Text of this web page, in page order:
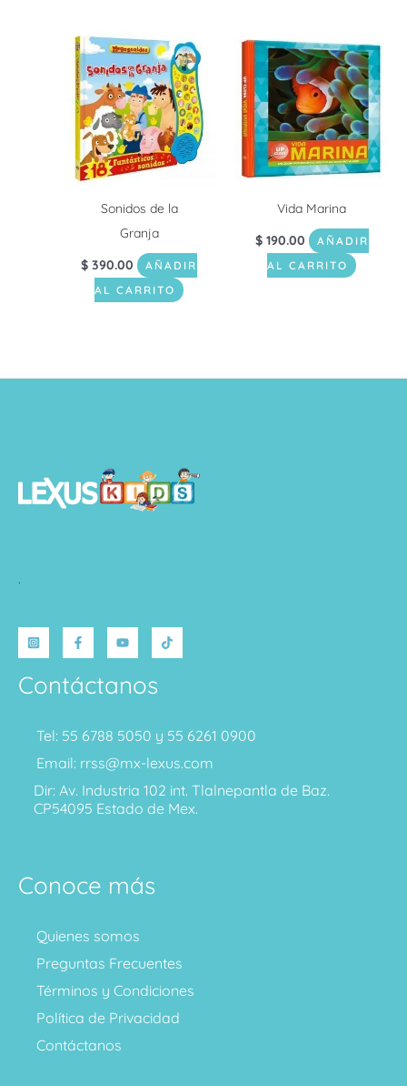
Sonidos de la
Granja
$ 390.00
AÑADIR
AL CARRITO
Vida Marina
$190.00
AÑADIR
AL CARRITO
.
Contáctanos
Tel: 55 6788 5050 y 55 6261 0900
Email: rrss@mx-lexus.com
Dir: Av. Industria 102 int. Tlalnepantla de Baz.
CP54095 Estado de Mex.
Conoce más
Quienes somos
Preguntas Frecuentes
Términos y Condiciones
Política de Privacidad
Contáctanos